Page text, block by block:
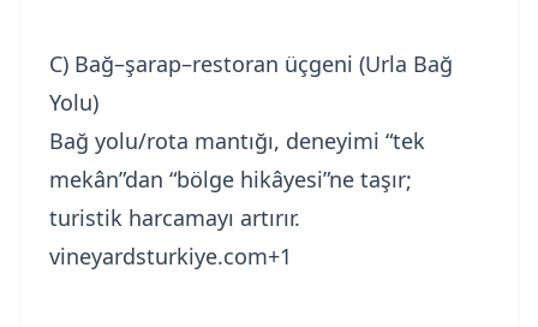
C) Bağ–şarap–restoran üçgeni (Urla Bağ
Yolu)
Bağ yolu/rota mantığı, deneyimi “tek
mekân”dan “bölge hikâyesi”ne taşır;
turistik harcamayı artırır.
vineyardsturkiye.com+1